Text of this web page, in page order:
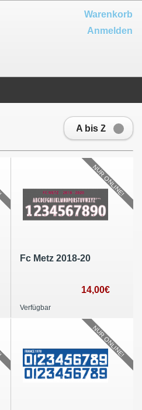
Warenkorb
Anmelden
A bis Z
Fc Metz 2018-20
14,00€
Verfügbar
NUR ONLINE!
NUR ONLINE!